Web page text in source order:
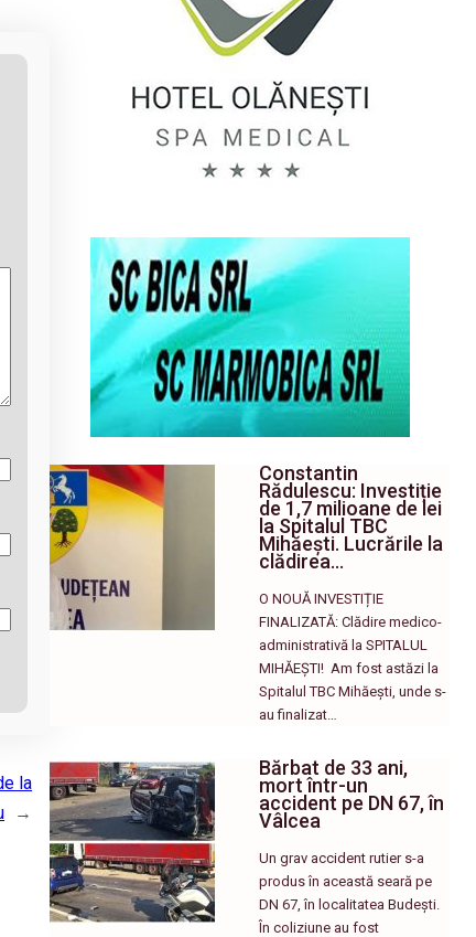
la
→
Constantin
Rădulescu: Investiție
de 1,7 milioane de lei
la Spitalul TBC
Mihăești. Lucrările la
clădirea…
O NOUĂ INVESTIȚIE
FINALIZATĂ: Clădire medico-
administrativă la SPITALUL
MIHĂEȘTI! ​ Am fost astăzi la
Spitalul TBC Mihăești, unde s-
au finalizat…
Bărbat de 33 ani,
mort într-un
accident pe DN 67, în
Vâlcea
Un grav accident rutier s-a
produs în această seară pe
DN 67, în localitatea Budești.
În coliziune au fost